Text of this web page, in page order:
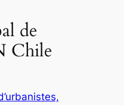
de
Chile